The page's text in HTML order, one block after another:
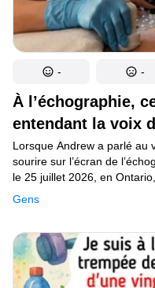
À l’échographie,
entendant la voix
Gens
Lorsque Andrew a parlé au
sourire sur l’écran de
le 25 juillet 2026, en
à un examen prénatal
père s’est penché vers sa
Joyeux samedi. Tu as faim
traits du bébé ont changé
expression qui ressemblait
- -